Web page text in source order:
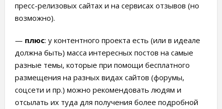
пресс-релизовых сайтах и на сервисах отзывов (но
возможно).
— плюс: у контентного проекта есть (или в идеале
должна быть) масса интересных постов на самые
разные темы, которые при помощи бесплатного
размещения на разных видах сайтов (форумы,
соцсети и пр.) можно рекомендовать людям и
отсылать их туда для получения более подробной